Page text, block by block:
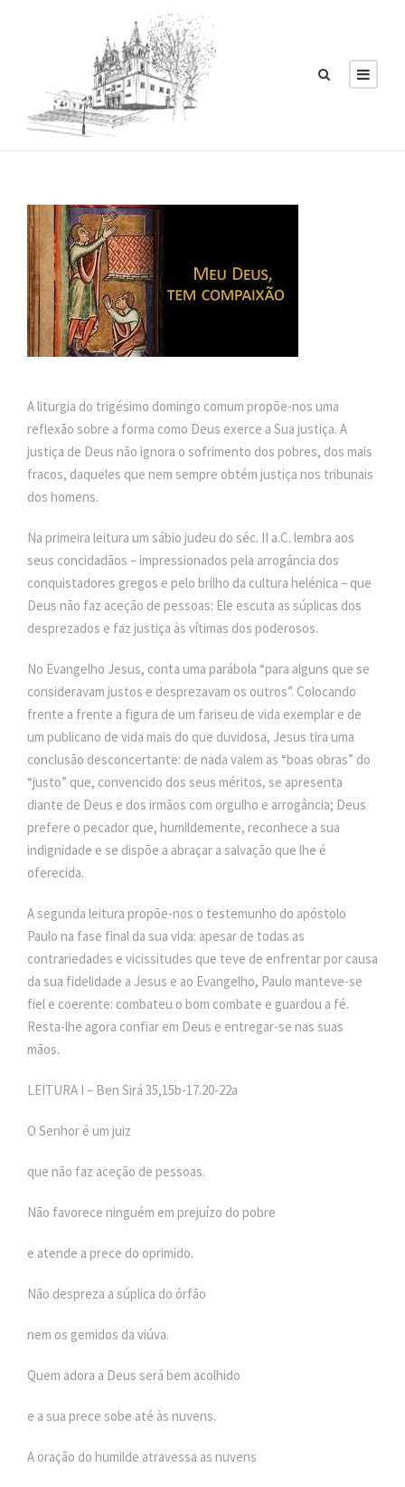
A liturgia do trigésimo domingo comum propõe-nos uma
reflexão sobre a forma como Deus exerce a Sua justiça. A
justiça de Deus não ignora o sofrimento dos pobres, dos mais
fracos, daqueles que nem sempre obtém justiça nos tribunais
dos homens.
Na primeira leitura um sábio judeu do séc. II a.C. lembra aos
seus concidadãos – impressionados pela arrogância dos
conquistadores gregos e pelo brilho da cultura helénica – que
Deus não faz aceção de pessoas: Ele escuta as súplicas dos
desprezados e faz justiça às vítimas dos poderosos.
No Evangelho Jesus, conta uma parábola “para alguns que se
consideravam justos e desprezavam os outros”. Colocando
frente a frente a figura de um fariseu de vida exemplar e de
um publicano de vida mais do que duvidosa, Jesus tira uma
conclusão desconcertante: de nada valem as “boas obras” do
“justo” que, convencido dos seus méritos, se apresenta
diante de Deus e dos irmãos com orgulho e arrogância; Deus
prefere o pecador que, humildemente, reconhece a sua
indignidade e se dispõe a abraçar a salvação que lhe é
oferecida.
A segunda leitura propõe-nos o testemunho do apóstolo
Paulo na fase final da sua vida: apesar de todas as
contrariedades e vicissitudes que teve de enfrentar por causa
da sua fidelidade a Jesus e ao Evangelho, Paulo manteve-se
fiel e coerente: combateu o bom combate e guardou a fé.
Resta-lhe agora confiar em Deus e entregar-se nas suas
mãos.
LEITURA I – Ben Sirá 35,15b-17.20-22a
O Senhor é um juiz
que não faz aceção de pessoas.
Não favorece ninguém em prejuízo do pobre
e atende a prece do oprimido.
Não despreza a súplica do órfão
nem os gemidos da viúva.
Quem adora a Deus será bem acolhido
e a sua prece sobe até às nuvens.
A oração do humilde atravessa as nuvens